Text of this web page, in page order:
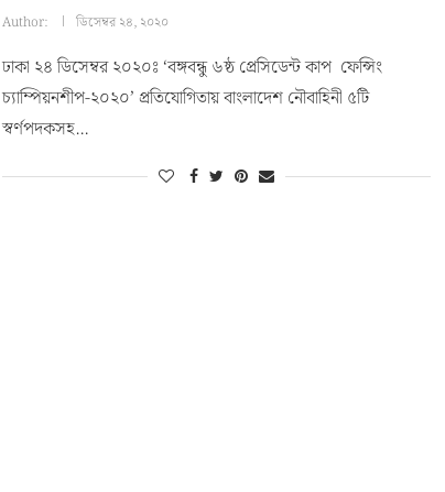
Author: ডিসেম্বর ২৪, ২০২০
ঢাকা ২৪ ডিসেম্বর ২০২০ঃ ‘বঙ্গবন্ধু ৬ষ্ঠ প্রেসিডেন্ট কাপ ফেন্সিং
চ্যাম্পিয়নশীপ-২০২০’ প্রতিযোগিতায় বাংলাদেশ নৌবাহিনী ৫টি
স্বর্ণপদকসহ…